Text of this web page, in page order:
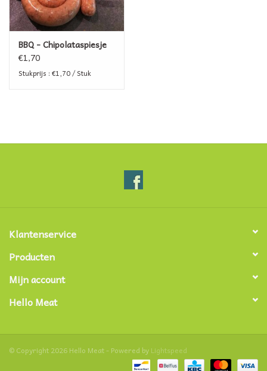
BBQ - Chipolataspiesje
€1,70
Stukprijs : €1,70 / Stuk
Klantenservice
Producten
Mijn account
Hello Meat
© Copyright 2026 Hello Meat - Powered by Lightspeed